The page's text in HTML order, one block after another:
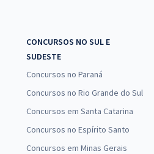
CONCURSOS NO SUL E
SUDESTE
Concursos no Paraná
Concursos no Rio Grande do Sul
Concursos em Santa Catarina
Concursos no Espírito Santo
Concursos em Minas Gerais